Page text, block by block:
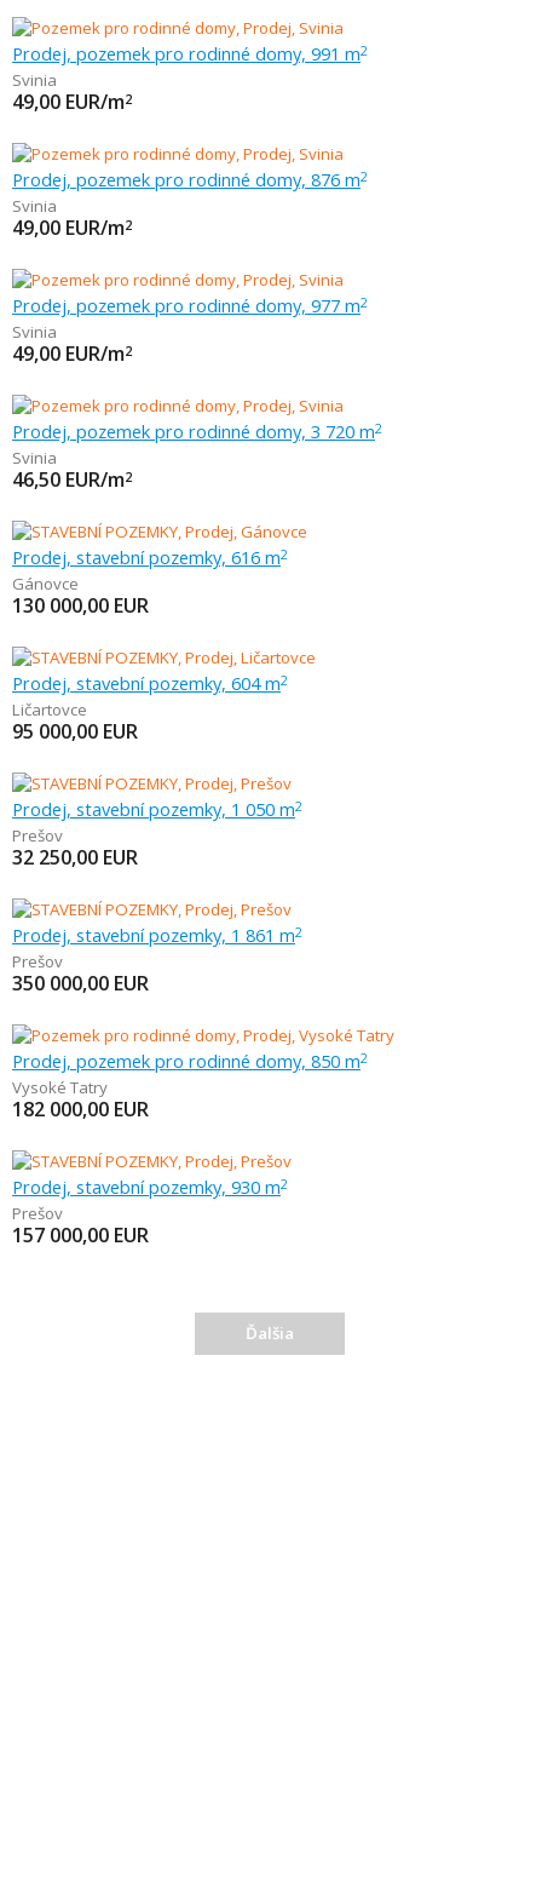
Prodej, pozemek pro rodinné domy, 991 m2
Svinia
49,00 EUR/m2
Prodej, pozemek pro rodinné domy, 876 m2
Svinia
49,00 EUR/m2
Prodej, pozemek pro rodinné domy, 977 m2
Svinia
49,00 EUR/m2
Prodej, pozemek pro rodinné domy, 3 720 m2
Svinia
46,50 EUR/m2
Prodej, stavební pozemky, 616 m2
Gánovce
130 000,00 EUR
Prodej, stavební pozemky, 604 m2
Ličartovce
95 000,00 EUR
Prodej, stavební pozemky, 1 050 m2
Prešov
32 250,00 EUR
Prodej, stavební pozemky, 1 861 m2
Prešov
350 000,00 EUR
Prodej, pozemek pro rodinné domy, 850 m2
Vysoké Tatry
182 000,00 EUR
Prodej, stavební pozemky, 930 m2
Prešov
157 000,00 EUR
Ďalšia